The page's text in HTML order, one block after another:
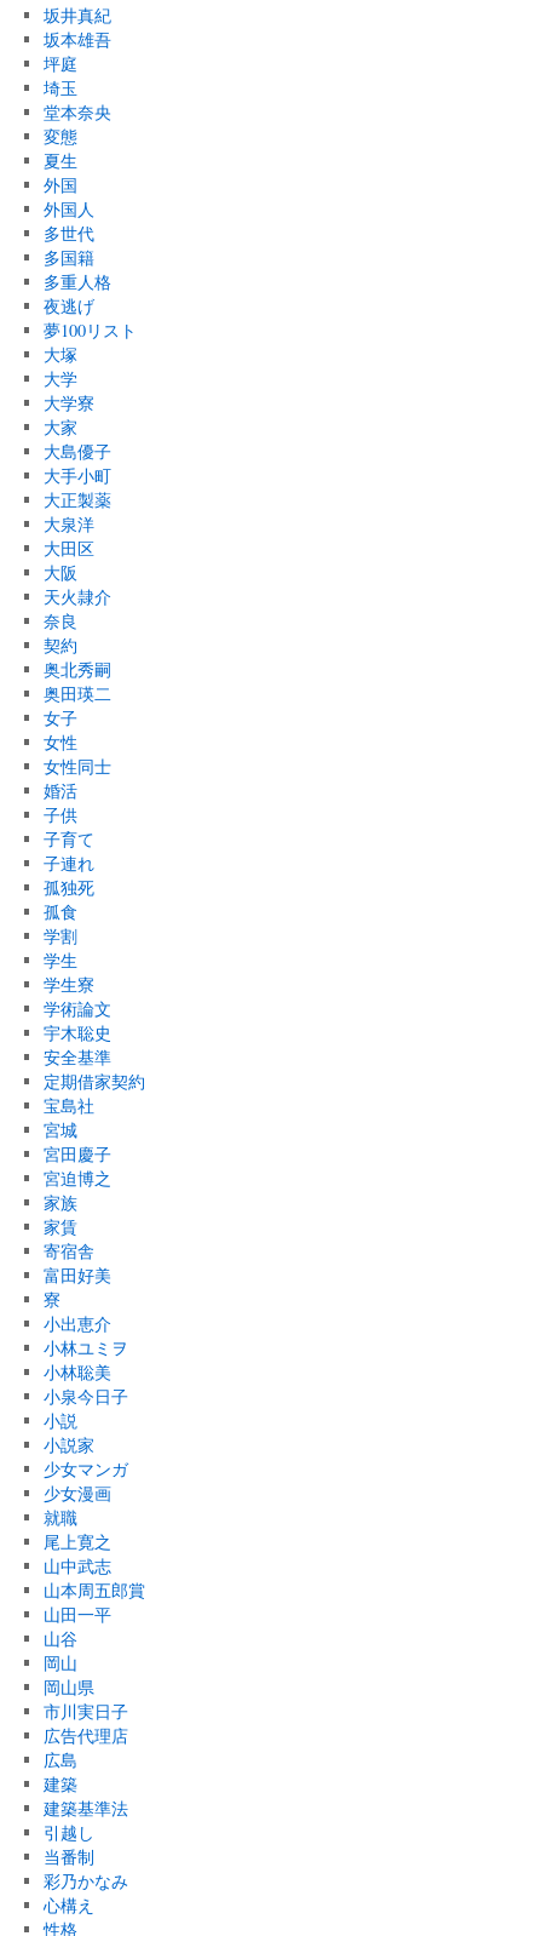
坂井真紀
坂本雄吾
坪庭
埼玉
堂本奈央
変態
夏生
外国
外国人
多世代
多国籍
多重人格
夜逃げ
夢100リスト
大塚
大学
大学寮
大家
大島優子
大手小町
大正製薬
大泉洋
大田区
大阪
天火隷介
奈良
契約
奥北秀嗣
奥田瑛二
女子
女性
女性同士
婚活
子供
子育て
子連れ
孤独死
孤食
学割
学生
学生寮
学術論文
宇木聡史
安全基準
定期借家契約
宝島社
宮城
宮田慶子
宮迫博之
家族
家賃
寄宿舎
富田好美
寮
小出恵介
小林ユミヲ
小林聡美
小泉今日子
小説
小説家
少女マンガ
少女漫画
就職
尾上寛之
山中武志
山本周五郎賞
山田一平
山谷
岡山
岡山県
市川実日子
広告代理店
広島
建築
建築基準法
引越し
当番制
彩乃かなみ
心構え
性格